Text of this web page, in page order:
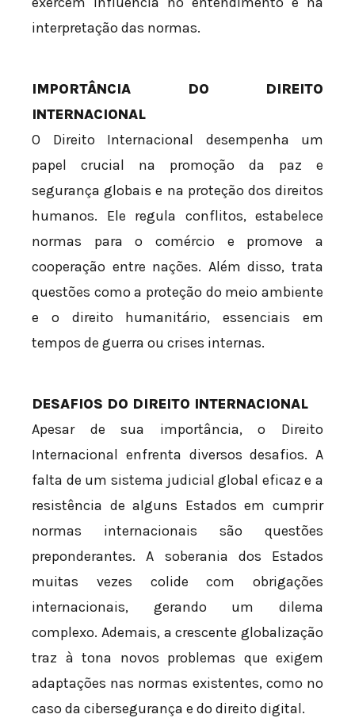
interpretação das normas.
IMPORTÂNCIA DO DIREITO
INTERNACIONAL
O Direito Internacional desempenha um
papel crucial na promoção da paz e
segurança globais e na proteção dos direitos
humanos. Ele regula conflitos, estabelece
normas para o comércio e promove a
cooperação entre nações. Além disso, trata
questões como a proteção do meio ambiente
e o direito humanitário, essenciais em
tempos de guerra ou crises internas.
DESAFIOS DO DIREITO INTERNACIONAL
Apesar de sua importância, o Direito
Internacional enfrenta diversos desafios. A
falta de um sistema judicial global eficaz e a
resistência de alguns Estados em cumprir
normas internacionais são questões
preponderantes. A soberania dos Estados
muitas vezes colide com obrigações
internacionais, gerando um dilema
complexo. Ademais, a crescente globalização
traz à tona novos problemas que exigem
adaptações nas normas existentes, como no
caso da cibersegurança e do direito digital.